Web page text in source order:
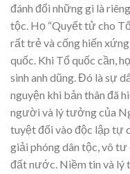
đánh đổi những gì là
tộc. Họ “Quyết tử cho
rất trẻ và cống hiến
quốc. Khi Tổ quốc cần,
sinh anh dũng. Đó là sự
nguyện khi bản thân đã
người và lý tưởng của
tuyệt đối vào độc lập tự
giải phóng dân tộc, vô
đất nước. Niềm tin và lý